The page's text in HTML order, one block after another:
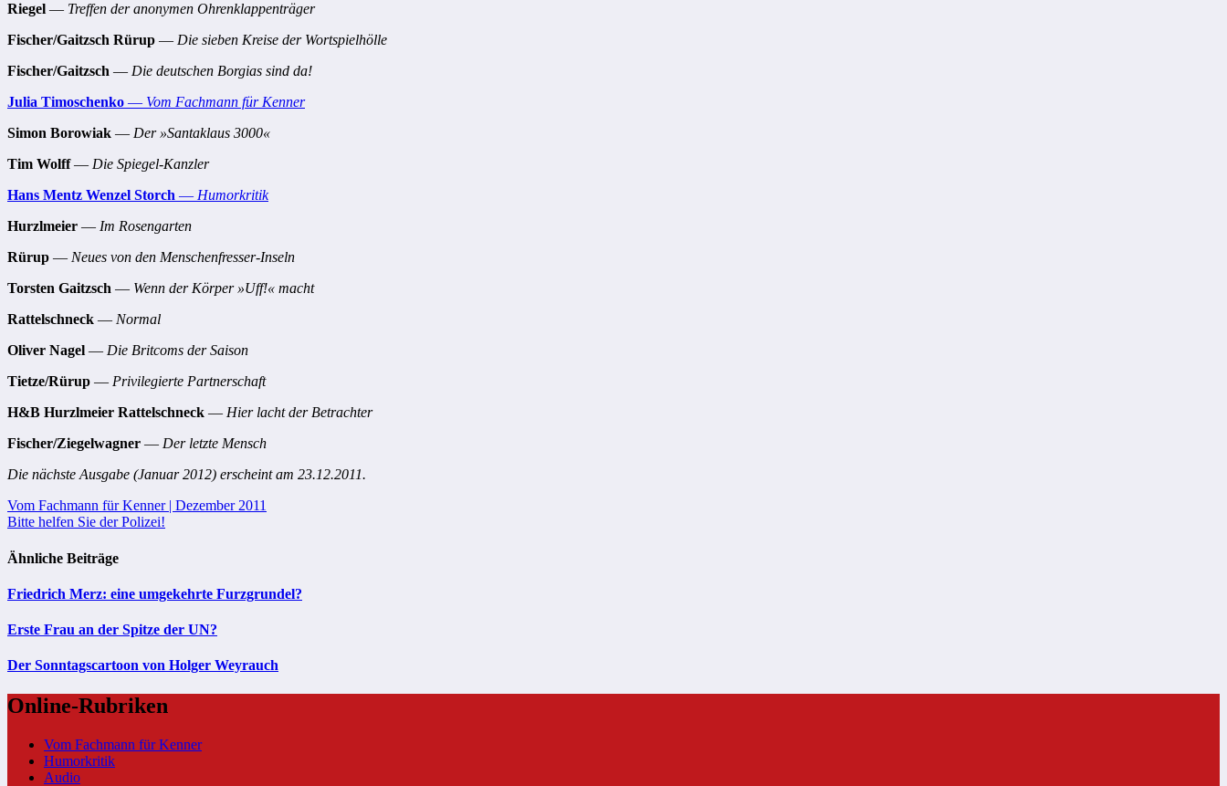
Riegel — Treffen der anonymen Ohrenklappenträger
Fischer/Gaitzsch Rürup — Die sieben Kreise der Wortspielhölle
Fischer/Gaitzsch — Die deutschen Borgias sind da!
Julia Timoschenko — Vom Fachmann für Kenner
Simon Borowiak — Der »Santaklaus 3000«
Tim Wolff— Die Spiegel-Kanzler
Hans Mentz Wenzel Storch — Humorkritik
Hurzlmeier — Im Rosengarten
Rürup — Neues von den Menschenfresser-Inseln
Torsten Gaitzsch — Wenn der Körper »Uff!« macht
Rattelschneck — Normal
Oliver Nagel — Die Britcoms der Saison
Tietze/Rürup — Privilegierte Partnerschaft
H&B Hurzlmeier Rattelschneck — Hier lacht der Betrachter
Fischer/Ziegelwagner — Der letzte Mensch
Die nächste Ausgabe (Januar 2012) erscheint am 23.12.2011.
Beitragsnavigation
Vom Fachmann für Kenner | Dezember 2011
Bitte helfen Sie der Polizei!
Ähnliche Beiträge
Friedrich Merz: eine umgekehrte Furzgrundel?
Erste Frau an der Spitze der UN?
Der Sonntagscartoon von Holger Weyrauch
Online-Rubriken
Vom Fachmann für Kenner
Humorkritik
Audio